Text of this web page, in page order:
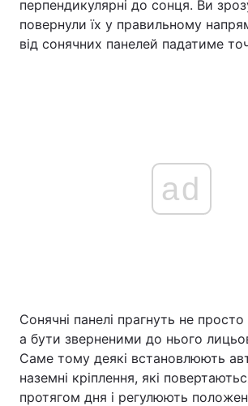
перпендикулярні до сонця. Ви
повернули їх у правильному
від сонячних панелей падатиме
ad
Сонячні панелі прагнуть не
а бути зверненими до нього
Саме тому деякі встановлюють
наземні кріплення, які
протягом дня і регулюють